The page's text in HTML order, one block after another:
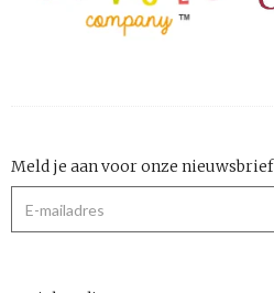
Meld je aan voor onze nieuwsbrief